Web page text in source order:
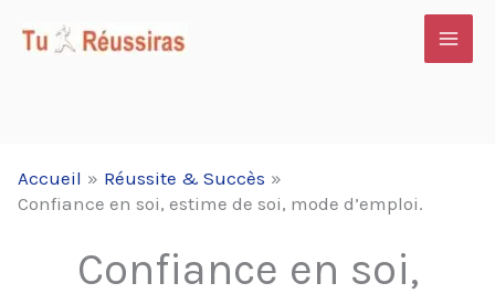
Accueil
Réussite & Succès
Confiance en soi, estime de soi, mode d’emploi.
Confiance en soi,